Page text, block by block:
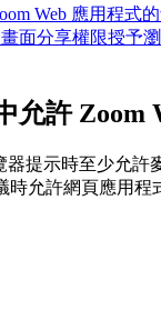
Web 應用程式
面分享權限授予
允許
提示時至少允
時允許網頁應用程